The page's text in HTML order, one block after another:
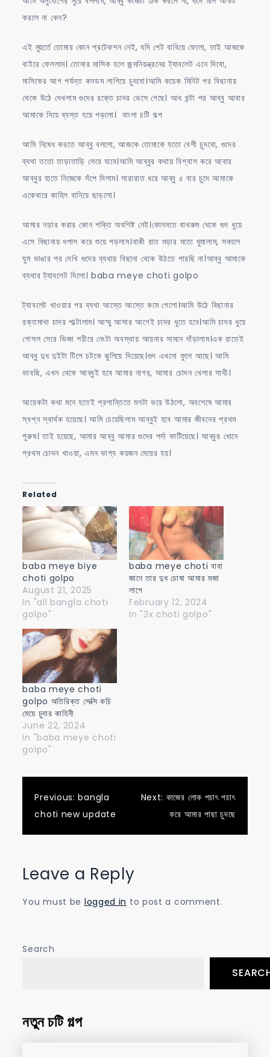
করলে না কেন?
এই মুহুর্তে তোমার কোন প্রটেকশন নেই, যদি পেট বাধিয়ে ফেলো, তাই আজকে
বাইরে ফেললাম। তোমার মাসিক হলে জন্মনিয়ন্ত্রনের ট্যাবলেট এনে দিবো,
মাসিকের আগ পর্যন্ত কনডম লাগিয়ে চুদবো।আমি কয়েক মিনিট পর বিছানায়
থেকে উঠে দেখলাম গুদের রক্তে চাদর ভেসে গেছে। আধ ঘন্টা পর আব্বু আবার
আমাকে নিয়ে ব্যস্ত হয়ে পড়লো। বাংলা চটি গল্প
আমি নিষেধ করতে আব্বু বললো, আজকে তোমাকে যতো বেশী চুদবো, গুদের
ব্যথা ততো তাড়াতাড়ি সেরে যাবে।আমি আব্বুর কথায় বিশ্বাস করে আবার
আব্বুর হাতে নিজেকে সঁপে দিলাম। সারারাত ধরে আব্বু ৫ বার চুদে আমাকে
একেবারে কাহিল বানিয়ে ছাড়লো।
আমার নড়ার করার কোন শক্তি অবশিষ্ট নেই।কোনমতে বাথরুম থেকে গুদ ধুয়ে
এসে বিছানায় ধপাস করে শুয়ে পড়লাম।বাকী রাত মড়ার মতো ঘুমালাম, সকালে
ঘুম ভাঙার পর দেখি গুদের ব্যথায় বিছানা থেকে উঠতে পারছি না।আব্বু আমাকে
ব্যথার ট্যাবলেট দিলো। baba meye choti golpo
ট্যাবলেট খাওয়ার পর ব্যথা আস্তে আস্তে কমে গেলো।আমি উঠে বিছানার
রক্তমাখা চাদর পাল্টালাম। আম্মু আসার আগেই চাদর ধুতে হবে।আমি চাদর ধুয়ে
গোসল সেরে ভিজা শরীরে নেংটা অবস্থায় আয়নার সামনে দাঁড়ালাম।এক রাতেই
আব্বু দুধ দুইটা টিপে চটকে ঝুলিয়ে দিয়েছে।গুদ এখনো ফুলে আছে। আমি
ভাবছি, এখন থেকে আব্বুই হবে আমার নাগর, আমার চোদন খেলার সাথী।
আরেকটা কথা মনে হতেই প্রশান্তিতে মনটা ভরে উঠলো, অবশেষে আমার
স্বপ্ন স্বার্থক হয়েছে। আমি চেয়েছিলাম আব্বুই হবে আমার জীবনের প্রথম
পুরুষ। তাই হয়েছে, আমার আব্বু আমার গুদের পর্দা ফাটিয়েছে। আব্বুর ধোনে
প্রথম চোদন খাওয়া, এমন ভাগ্য কয়জন মেয়ের হয়।
Related
baba meye biye
choti golpo
August 21, 2025
In "all bangla choti
golpo"
baba meye choti বাবা
জানে তার দুধ চোষা আমার মজা
লাগে
February 12, 2024
In "3x choti golpo"
baba meye choti
golpo অতিরিক্ত সেক্সি কচি
মেয়ে চুদার কাহিনী
June 22, 2024
In "baba meye choti
golpo"
Post
navigation
Previous: bangla
choti new update
Next: কাজের লোক পচাৎ পচাৎ
করে আমার পাছা চুদছে
Leave a Reply
You must be logged in to post a comment.
Search
নতুন চটি গল্প